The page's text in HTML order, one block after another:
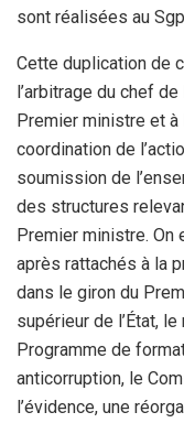
sont réalisées au
Cette duplication de
l’arbitrage du chef
Premier ministre et
coordination de
soumission de
des structures
Premier ministre.
après rattachés à la
dans le giron du
supérieur de l’État,
Programme de
anticorruption, le
l’évidence, une